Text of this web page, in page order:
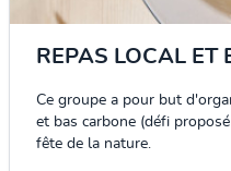
REPAS LOCAL ET
Ce groupe a pour but
et bas carbone (défi
fête de la nature.